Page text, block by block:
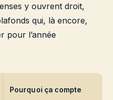
y ouvrent droit,
qui, là encore,
pour l’année
Pourquoi ça compte